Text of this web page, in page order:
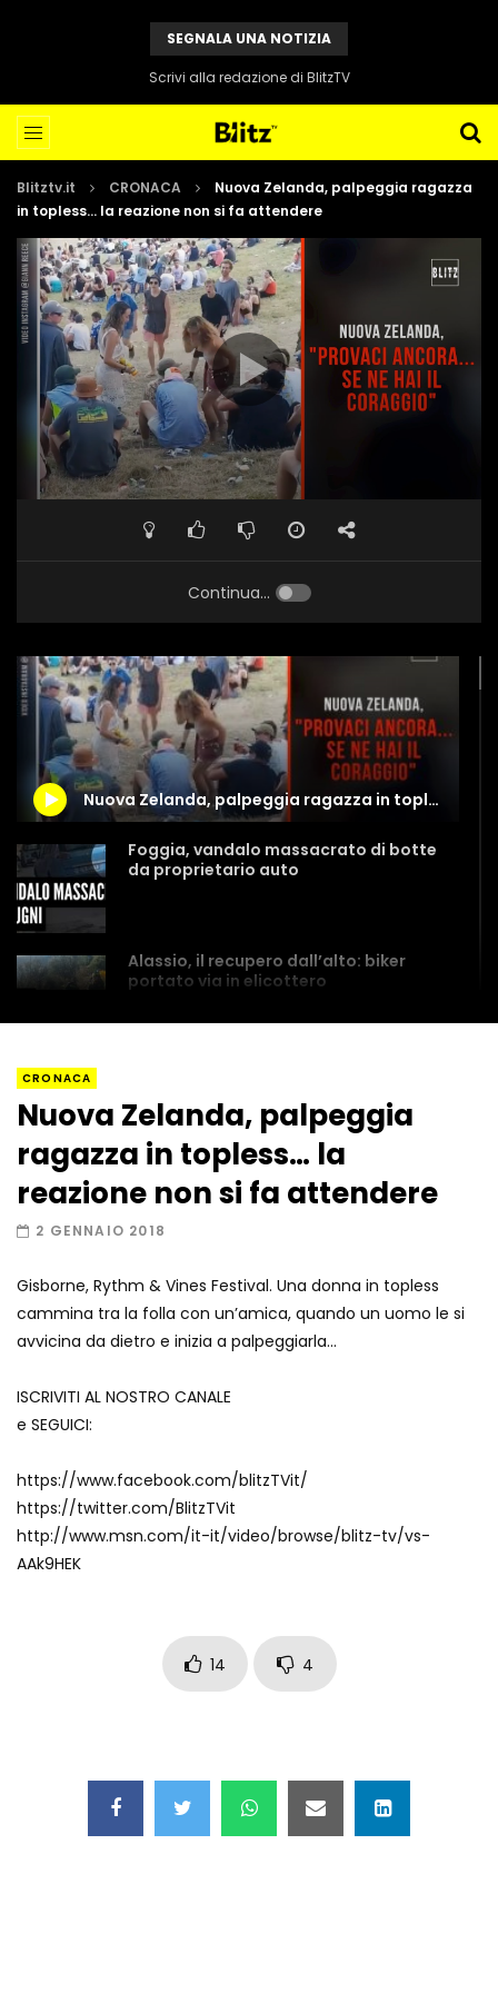
SEGNALA UNA NOTIZIA
Scrivi alla redazione di BlitzTV
Blitztv.it CRONACA
Nuova Zelanda, palpeggia ragazza
in topless… la reazione non si fa attendere
Continua...
Nuova Zelanda, palpeggia ragazza in topless… la reazione non si fa attendere
Foggia, vandalo massacrato di botte
da proprietario auto
Alassio, il recupero dall’alto: biker
portato via in elicottero
Un metro di neve in poche ore a Prato
Nevoso
Roma, la metro C diventa un museo:
ecco cosa c’è nelle nuove stazioni
Lucca, blitz della Finanza nello studio
Maschere e lusso fake: blitz nella villa-
showroom
container: il momento in cui viene fatto
brillare
CRONACA
Nuova Zelanda, palpeggia
ragazza in topless… la
reazione non si fa attendere
2 GENNAIO 2018
Gisborne, Rythm & Vines Festival. Una donna in topless
cammina tra la folla con un’amica, quando un uomo le si
avvicina da dietro e inizia a palpeggiarla…
ISCRIVITI AL NOSTRO CANALE
e SEGUICI:
https://www.facebook.com/blitzTVit/
https://twitter.com/BlitzTVit
http://www.msn.com/it-it/video/browse/blitz-tv/vs-
AAk9HEK
14 4